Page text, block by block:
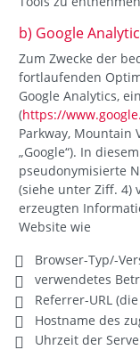
b) Google
Zum Zwecke der
fortlaufenden
Google Analytics,
(https://
Parkway, Mountain
„Google“). In
pseudonymisierte
(siehe unter Ziff. 4)
erzeugten
Website wie
Browser-Typ/-
verwendetes
Referrer-URL
Hostname des
Uhrzeit der